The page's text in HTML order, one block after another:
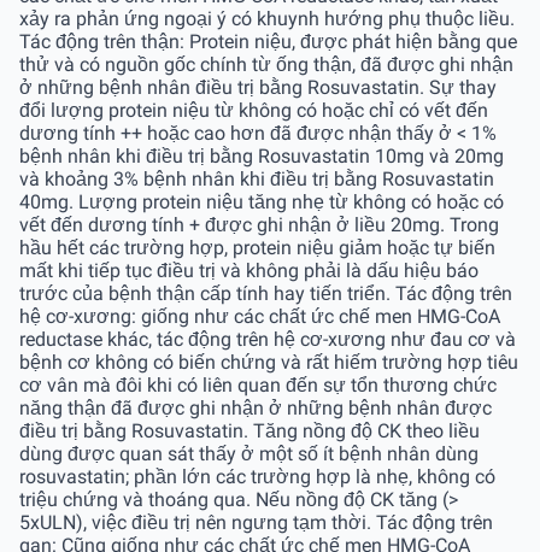
xảy ra phản ứng ngoại ý có khuynh hướng phụ thuộc liều.
Tác động trên thận: Protein niệu, được phát hiện bằng que
thử và có nguồn gốc chính từ ống thận, đã được ghi nhận
ở những bệnh nhân điều trị bằng Rosuvastatin. Sự thay
đổi lượng protein niệu từ không có hoặc chỉ có vết đến
dương tính ++ hoặc cao hơn đã được nhận thấy ở < 1%
bệnh nhân khi điều trị bằng Rosuvastatin 10mg và 20mg
và khoảng 3% bệnh nhân khi điều trị bằng Rosuvastatin
40mg. Lượng protein niệu tăng nhẹ từ không có hoặc có
vết đến dương tính + được ghi nhận ở liều 20mg. Trong
hầu hết các trường hợp, protein niệu giảm hoặc tự biến
mất khi tiếp tục điều trị và không phải là dấu hiệu báo
trước của bệnh thận cấp tính hay tiến triển. Tác động trên
hệ cơ-xương: giống như các chất ức chế men HMG-CoA
reductase khác, tác động trên hệ cơ-xương như đau cơ và
bệnh cơ không có biến chứng và rất hiếm trường hợp tiêu
cơ vân mà đôi khi có liên quan đến sự tổn thương chức
năng thận đã được ghi nhận ở những bệnh nhân được
điều trị bằng Rosuvastatin. Tăng nồng độ CK theo liều
dùng được quan sát thấy ở một số ít bệnh nhân dùng
rosuvastatin; phần lớn các trường hợp là nhẹ, không có
triệu chứng và thoáng qua. Nếu nồng độ CK tăng (>
5xULN), việc điều trị nên ngưng tạm thời. Tác động trên
gan: Cũng giống như các chất ức chế men HMG-CoA